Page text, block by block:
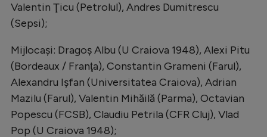
Valentin Ţicu (Petrolul), Andres Dumitrescu
(Sepsi);
Mijlocaşi: Dragoş Albu (U Craiova 1948), Alexi Pitu
(Bordeaux / Franţa), Constantin Grameni (Farul),
Alexandru Işfan (Universitatea Craiova), Adrian
Mazilu (Farul), Valentin Mihăilă (Parma), Octavian
Popescu (FCSB), Claudiu Petrila (CFR Cluj), Vlad
Pop (U Craiova 1948);